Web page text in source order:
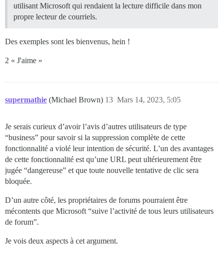
utilisant Microsoft qui rendaient la lecture difficile dans mon
propre lecteur de courriels.
Des exemples sont les bienvenus, hein !
2 « J'aime »
supermathie (Michael Brown) Mars 14, 2023, 5:05
13
Je serais curieux d’avoir l’avis d’autres utilisateurs de type
“business” pour savoir si la suppression complète de cette
fonctionnalité a violé leur intention de sécurité. L’un des avantages
de cette fonctionnalité est qu’une URL peut ultérieurement être
jugée “dangereuse” et que toute nouvelle tentative de clic sera
bloquée.
D’un autre côté, les propriétaires de forums pourraient être
mécontents que Microsoft “suive l’activité de tous leurs utilisateurs
de forum”.
Je vois deux aspects à cet argument.